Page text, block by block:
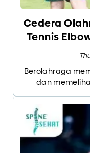
Cedera
Tennis
Berolahraga
dan
beberapa jenis
cedera
apabila tidak
tepat.
gerakan